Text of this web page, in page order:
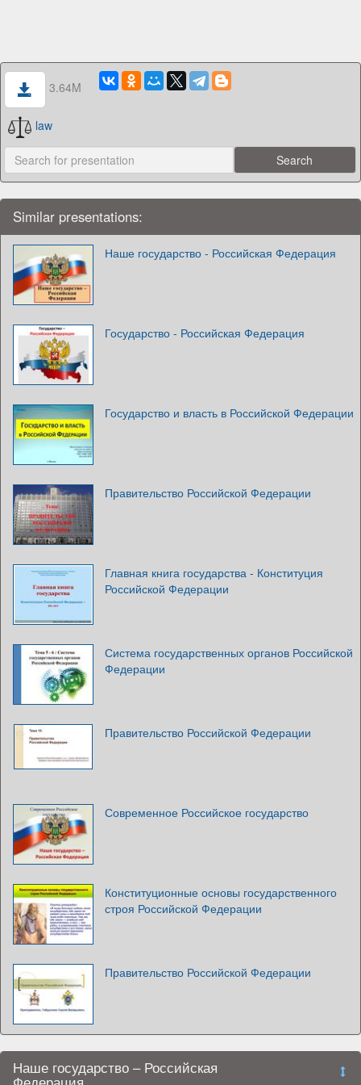
3.64M
law
Similar presentations:
Наше государство - Российская Федерация
Государство - Российская Федерация
Государство и власть в Российской Федерации
Правительство Российской Федерации
Главная книга государства - Конституция
Российской Федерации
Система государственных органов Российской
Федерации
Правительство Российской Федерации
Современное Российское государство
Конституционные основы государственного
строя Российской Федерации
Правительство Российской Федерации
Наше государство – Российская